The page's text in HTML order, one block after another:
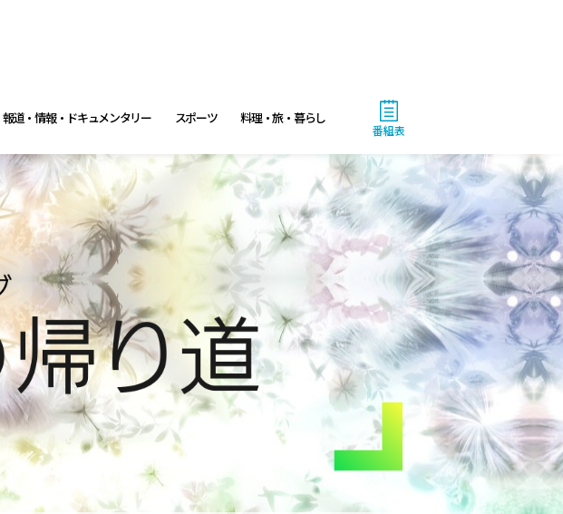
報道・情報・ドキュメンタリー スポーツ 料理・旅・暮らし
番組表